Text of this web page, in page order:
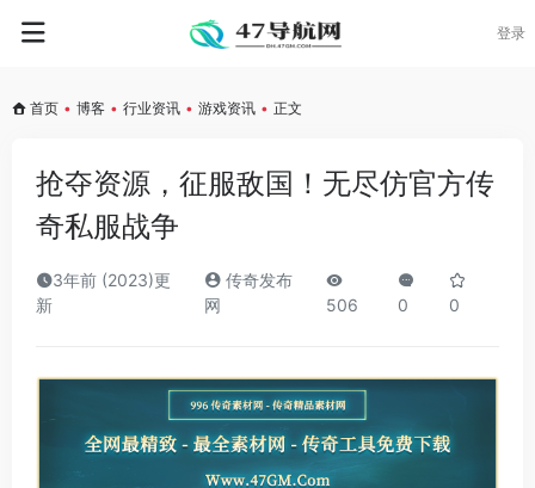
登录
首页 • 博客 • 行业资讯 • 游戏资讯 • 正文
抢夺资源，征服敌国！无尽仿官方传
奇私服战争
3年前 (2023)更
新
传奇发布
网
506 0 0